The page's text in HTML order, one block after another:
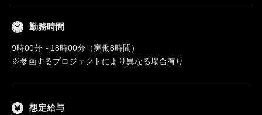
勤務時間
9時00分～18時00分（実働8時間）
※参画するプロジェクトにより異なる場合有り
想定給与